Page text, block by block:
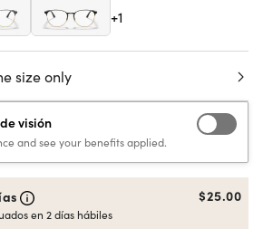
+1
size only
visión
and see your benefits applied.
en 2 días hábiles
$25.00